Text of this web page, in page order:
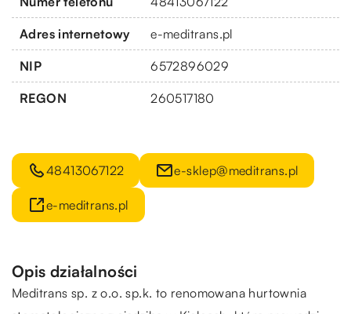
Adres internetowy e-meditrans.pl
NIP 6572896029
REGON 260517180
48413067122 e-sklep@meditrans.pl
e-meditrans.pl
Opis działalności
Meditrans sp. z o.o. sp.k. to renomowana hurtownia